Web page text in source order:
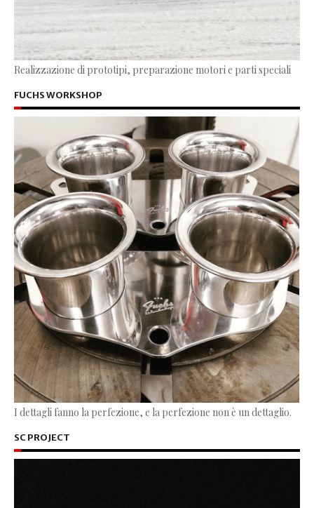
Realizzazione di prototipi, preparazione motori e parti speciali
FUCHS WORKSHOP
I dettagli fanno la perfezione, e la perfezione non è un dettaglio.
SC PROJECT